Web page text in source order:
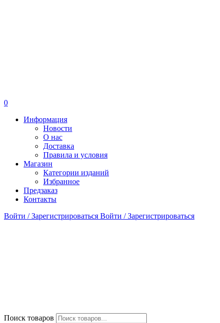
0
Информация
Новости
О нас
Доставка
Правила и условия
Магазин
Категории изданий
Избранное
Предзаказ
Контакты
Войти / Зарегистрироваться Войти / Зарегистрироваться
Поиск товаров